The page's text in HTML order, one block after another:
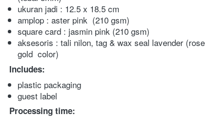
ukuran jadi : 12.5 x 18.5 cm
amplop : aster pink (210 gsm)
square card : jasmin pink (210 gsm)
aksesoris : tali nilon, tag & wax seal lavender (rose
gold  color)
Includes:
plastic packaging
guest label
Processing time: